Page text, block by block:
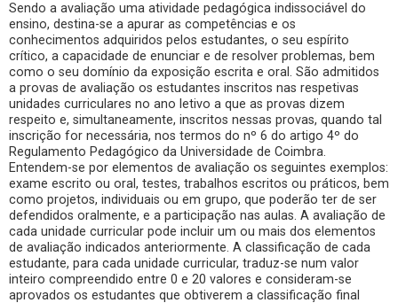
Sendo a avaliação uma atividade pedagógica indissociável do
ensino, destina-se a apurar as competências e os
conhecimentos adquiridos pelos estudantes, o seu espírito
crítico, a capacidade de enunciar e de resolver problemas, bem
como o seu domínio da exposição escrita e oral. São admitidos
a provas de avaliação os estudantes inscritos nas respetivas
unidades curriculares no ano letivo a que as provas dizem
respeito e, simultaneamente, inscritos nessas provas, quando tal
inscrição for necessária, nos termos do nº 6 do artigo 4º do
Regulamento Pedagógico da Universidade de Coimbra.
Entendem-se por elementos de avaliação os seguintes exemplos:
exame escrito ou oral, testes, trabalhos escritos ou práticos, bem
como projetos, individuais ou em grupo, que poderão ter de ser
defendidos oralmente, e a participação nas aulas. A avaliação de
cada unidade curricular pode incluir um ou mais dos elementos
de avaliação indicados anteriormente. A classificação de cada
estudante, para cada unidade curricular, traduz-se num valor
inteiro compreendido entre 0 e 20 valores e consideram-se
aprovados os estudantes que obtiverem a classificação final